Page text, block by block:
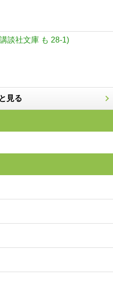
談社文庫 も 28-1)
見る